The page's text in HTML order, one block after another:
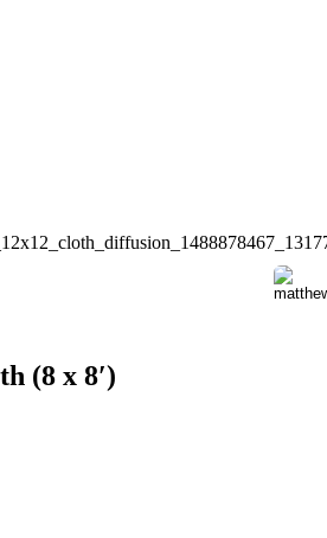
(8 x 8′)